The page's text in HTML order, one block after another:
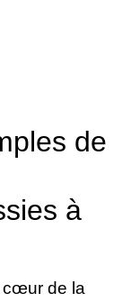
de
à
cœur de la